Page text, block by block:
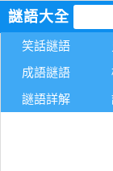
謎語大全
笑話謎語
成語謎語
謎語詳解